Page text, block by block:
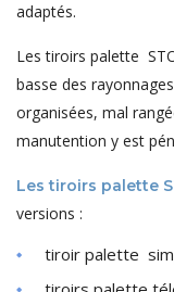
adaptés.
Les tiroirs palette
basse des
organisées, mal
manutention y est
Les tiroirs palette
versions :
tiroir palette